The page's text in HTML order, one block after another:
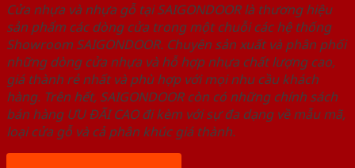
Cửa nhựa và nhựa gỗ tại SAIGONDOOR là thương hiệu
sản phẩm các dòng cửa trong một chuỗi các hệ thống
Showroom SAIGONDOOR. Chuyên sản xuất và phân phối
những dòng cửa nhựa và hỗ hợp nhựa chất lượng cao,
giá thành rẻ nhất và phù hợp với mọi nhu cầu khách
hàng. Trên hết, SAIGONDOOR còn có những chính sách
bán hàng ƯU ĐÃI CAO đi kèm với sự đa dạng về mẫu mã,
loại cửa gỗ và cả phân khúc giá thành.